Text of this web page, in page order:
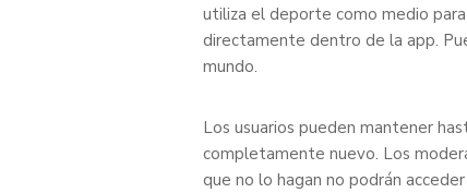
utiliza el deporte como medio
directamente dentro de la app.
mundo.
Los usuarios pueden mantener
completamente nuevo. Los
que no lo hagan no podrán